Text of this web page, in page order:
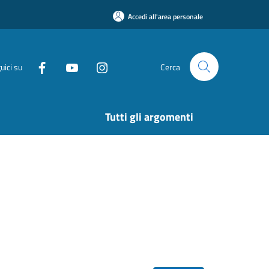
Accedi all'area personale
su Cerca
Tutti gli argomenti